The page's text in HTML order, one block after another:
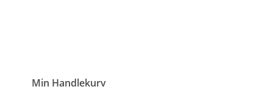
Min Handlekurv